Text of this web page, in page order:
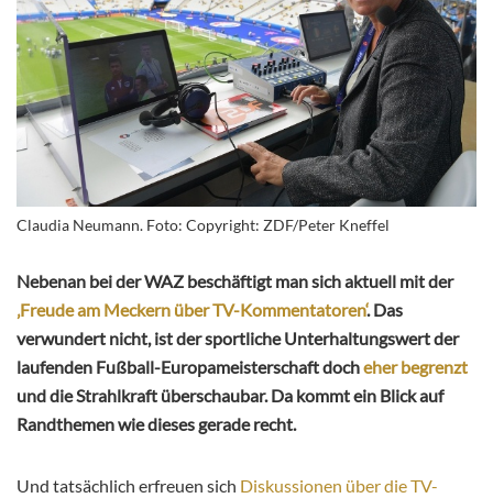
Claudia Neumann. Foto: Copyright: ZDF/Peter Kneffel
Nebenan bei der WAZ beschäftigt man sich aktuell mit der
‚Freude am Meckern über TV-Kommentatoren‘. Das
verwundert nicht, ist der sportliche Unterhaltungswert der
laufenden Fußball-Europameisterschaft docheher begrenzt
und die Strahlkraft überschaubar. Da kommt ein Blick auf
Randthemen wie dieses gerade recht.
Und tatsächlich erfreuen sich Diskussionen über die TV-